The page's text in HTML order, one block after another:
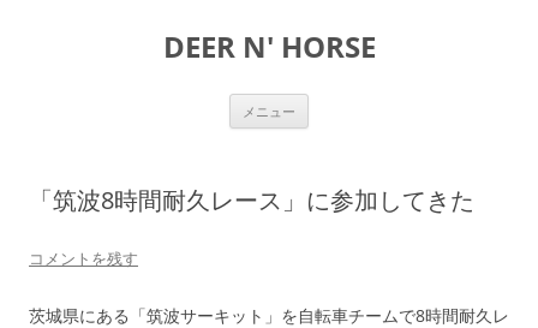
DEER N' HORSE
メニュー
ス
キ
「筑波8時間耐久レース」に参加してきた
コメントを残す
茨城県にある「筑波サーキット」を自転車チームで8時間耐久レ